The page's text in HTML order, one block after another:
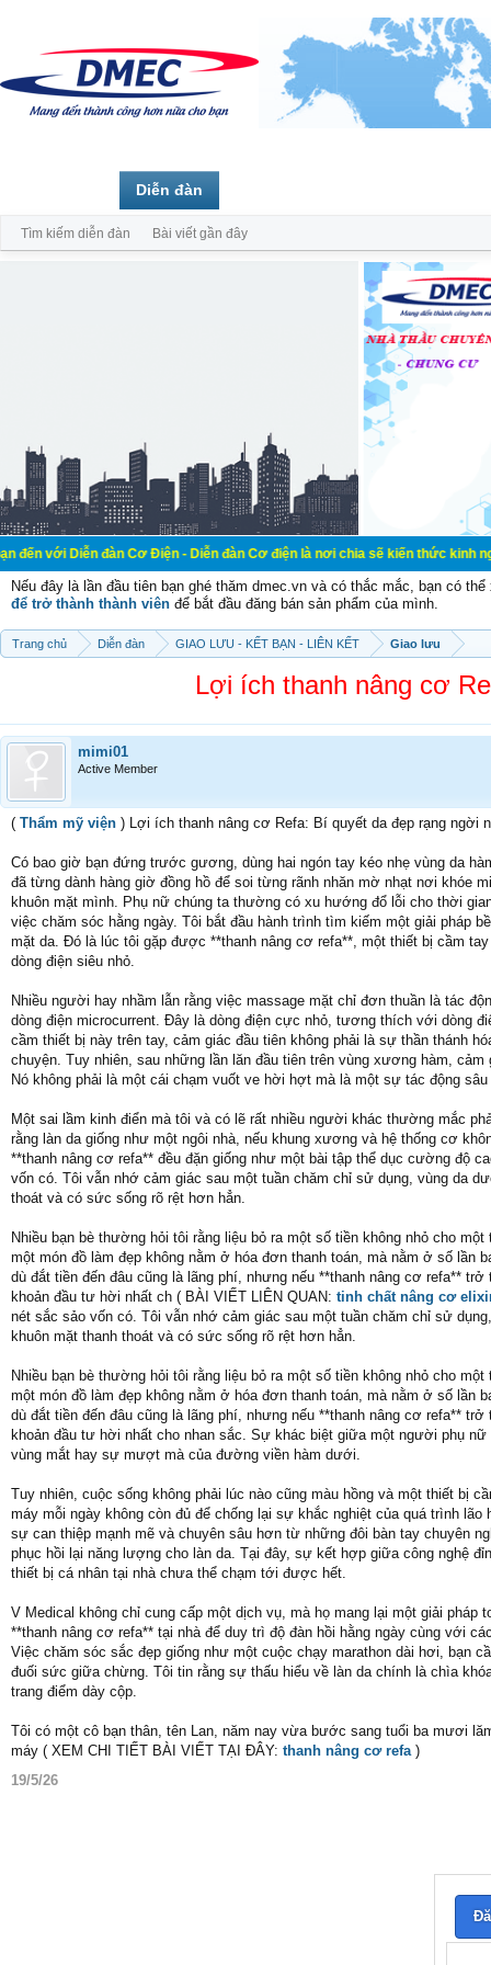
đàn Cơ Điện - Diễn đàn Cơ điện là nơi chia sẽ kiến thức kinh nghiệm
Nếu đây là lần đầu tiên bạn ghé thăm dmec.vn và có thắc mắc, bạn có
để trở thành thành viên để bắt đầu đăng bán sản phẩm của mình.
Trang chủ Diễn đàn GIAO LƯU - KẾT BẠN - LIÊN KẾT Giao lưu
Lợi ích thanh nâng cơ
mimi01
Active Member
( Thẩm mỹ viện ) Lợi ích thanh nâng cơ Refa: Bí quyết da đẹp rạng ngời
Có bao giờ bạn đứng trước gương, dùng hai ngón tay kéo nhẹ vùng da
đã từng dành hàng giờ đồng hồ để soi từng rãnh nhăn mờ nhạt nơi khóe
khuôn mặt mình. Phụ nữ chúng ta thường có xu hướng đổ lỗi cho thời
việc chăm sóc hằng ngày. Tôi bắt đầu hành trình tìm kiếm một giải pháp
mặt da. Đó là lúc tôi gặp được **thanh nâng cơ refa**, một thiết bị cầm
dòng điện siêu nhỏ.
Nhiều người hay nhầm lẫn rằng việc massage mặt chỉ đơn thuần là tác
dòng điện microcurrent. Đây là dòng điện cực nhỏ, tương thích với dòng
cầm thiết bị này trên tay, cảm giác đầu tiên không phải là sự thần thánh
chuyện. Tuy nhiên, sau những lần lăn đầu tiên trên vùng xương hàm,
Nó không phải là một cái chạm vuốt ve hời hợt mà là một sự tác động
Một sai lầm kinh điển mà tôi và có lẽ rất nhiều người khác thường mắc
rằng làn da giống như một ngôi nhà, nếu khung xương và hệ thống cơ
**thanh nâng cơ refa** đều đặn giống như một bài tập thể dục cường độ
vốn có. Tôi vẫn nhớ cảm giác sau một tuần chăm chỉ sử dụng, vùng da
thoát và có sức sống rõ rệt hơn hẳn.
Nhiều bạn bè thường hỏi tôi rằng liệu bỏ ra một số tiền không nhỏ cho
một món đồ làm đẹp không nằm ở hóa đơn thanh toán, mà nằm ở số lần
dù đắt tiền đến đâu cũng là lãng phí, nhưng nếu **thanh nâng cơ refa**
khoản đầu tư hời nhất ch ( BÀI VIẾT LIÊN QUAN: tinh chất nâng cơ
nét sắc sảo vốn có. Tôi vẫn nhớ cảm giác sau một tuần chăm chỉ sử
khuôn mặt thanh thoát và có sức sống rõ rệt hơn hẳn.
Nhiều bạn bè thường hỏi tôi rằng liệu bỏ ra một số tiền không nhỏ cho
một món đồ làm đẹp không nằm ở hóa đơn thanh toán, mà nằm ở số lần
dù đắt tiền đến đâu cũng là lãng phí, nhưng nếu **thanh nâng cơ refa**
khoản đầu tư hời nhất cho nhan sắc. Sự khác biệt giữa một người phụ
vùng mắt hay sự mượt mà của đường viền hàm dưới.
Tuy nhiên, cuộc sống không phải lúc nào cũng màu hồng và một thiết bị
máy mỗi ngày không còn đủ để chống lại sự khắc nghiệt của quá trình
sự can thiệp mạnh mẽ và chuyên sâu hơn từ những đôi bàn tay chuyên
phục hồi lại năng lượng cho làn da. Tại đây, sự kết hợp giữa công nghệ
thiết bị cá nhân tại nhà chưa thể chạm tới được hết.
V Medical không chỉ cung cấp một dịch vụ, mà họ mang lại một giải
**thanh nâng cơ refa** tại nhà để duy trì độ đàn hồi hằng ngày cùng với
Việc chăm sóc sắc đẹp giống như một cuộc chạy marathon dài hơi, bạn
đuối sức giữa chừng. Tôi tin rằng sự thấu hiểu về làn da chính là chìa
trang điểm dày cộp.
Tôi có một cô bạn thân, tên Lan, năm nay vừa bước sang tuổi ba mươi
máy ( XEM CHI TIẾT BÀI VIẾT TẠI ĐÂY: thanh nâng cơ refa)
19/5/26
Diễn đàn
Tìm kiếm diễn đàn Bài viết gần đây